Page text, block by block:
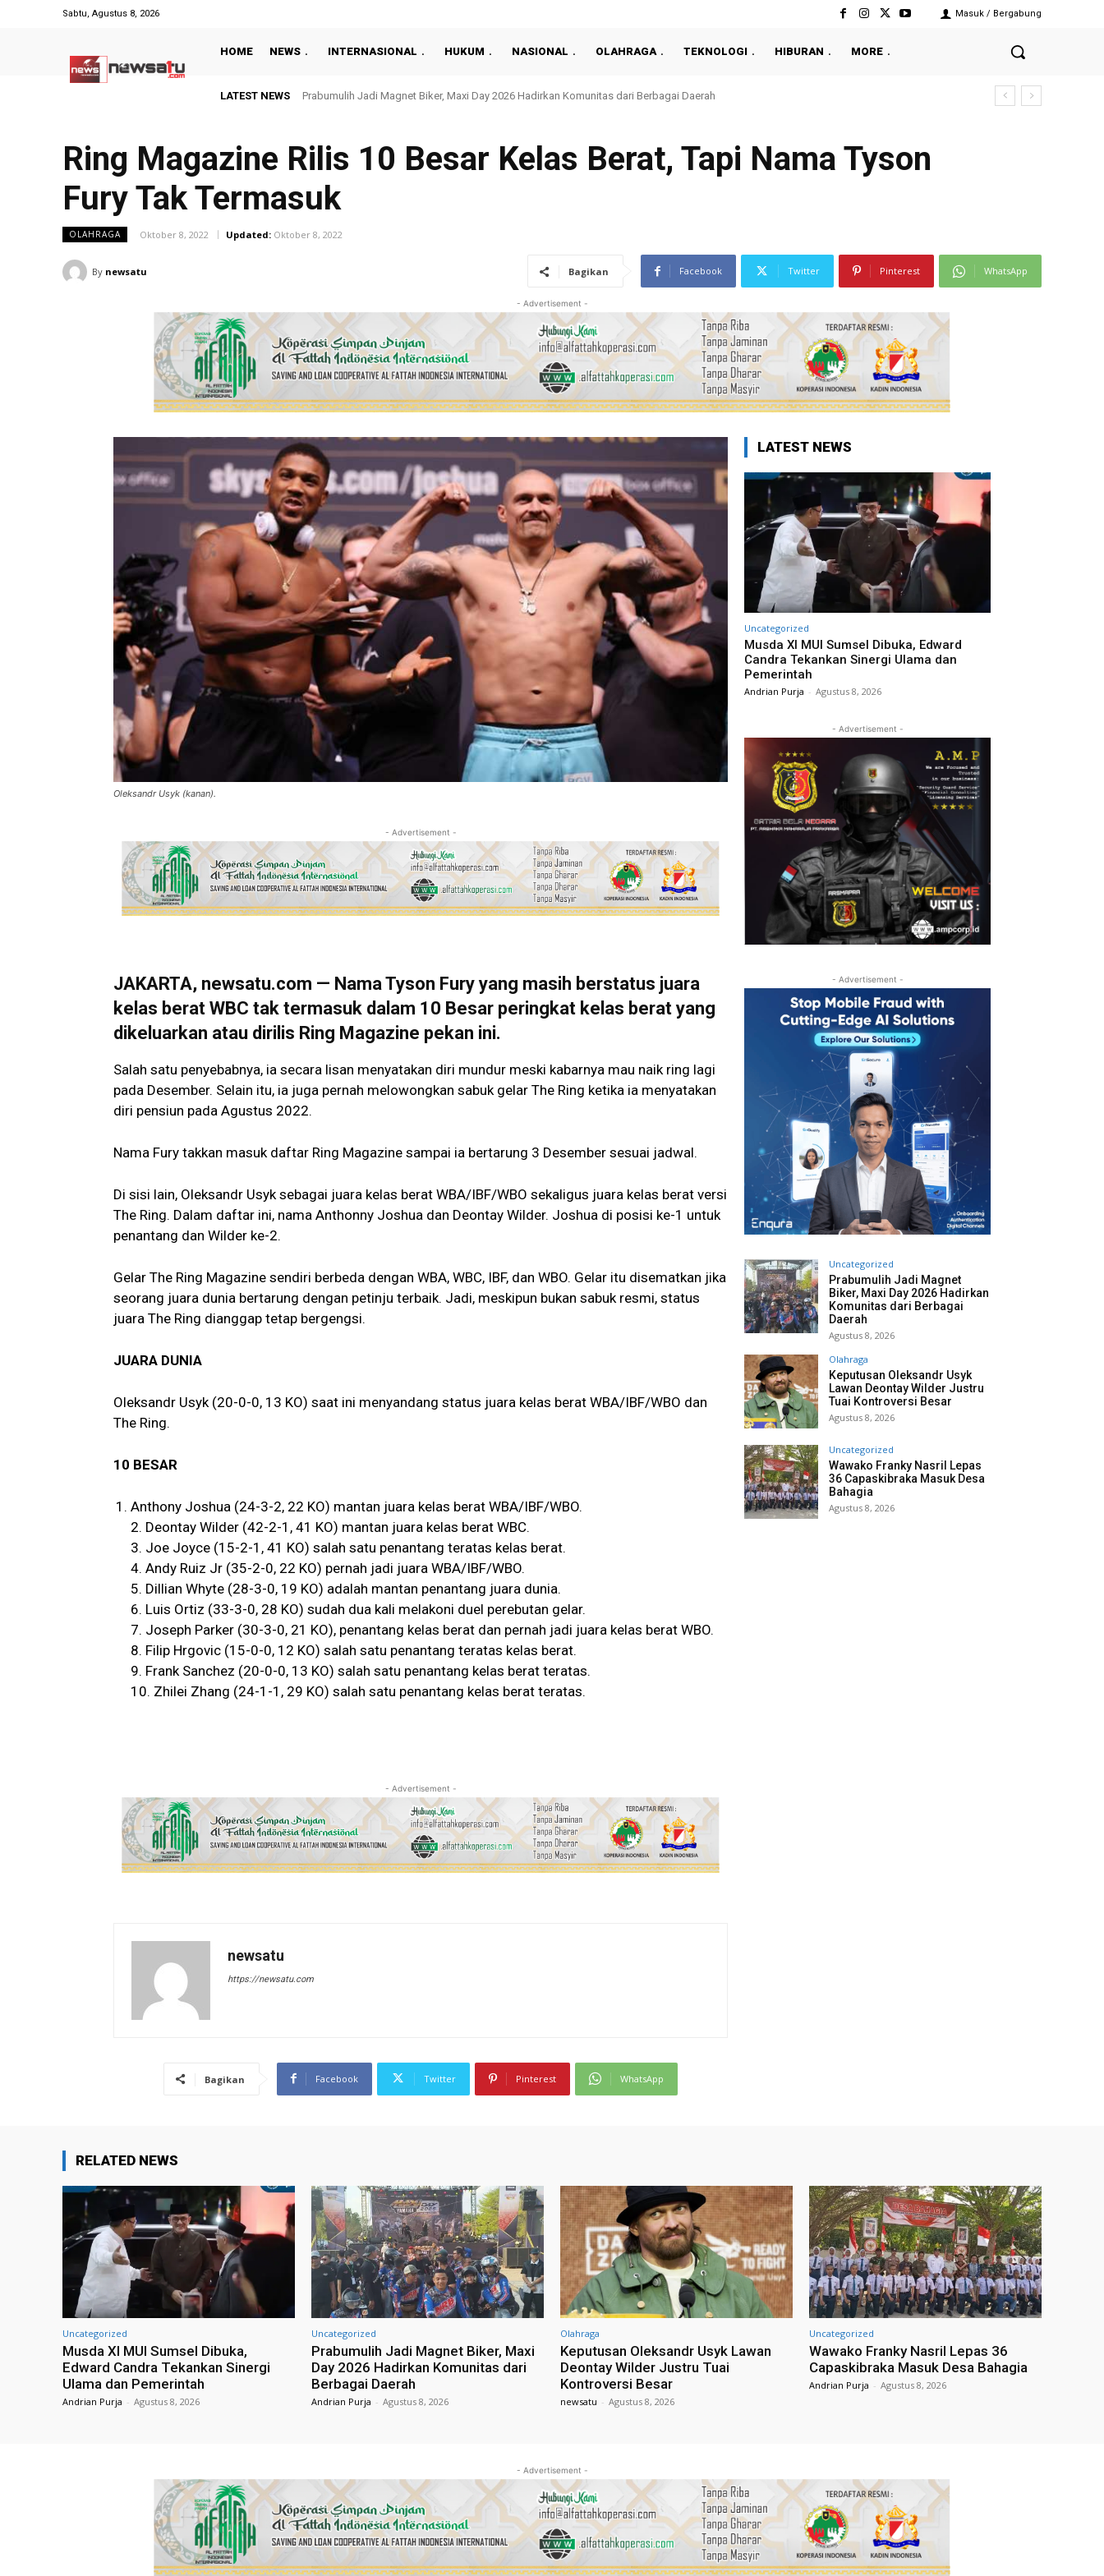
Sabtu, Agustus 8, 2026 Masuk / Bergabung
HOME NEWS INTERNASIONAL HUKUM NASIONAL OLAHRAGA TEKNOLOGI HIBURAN MORE
LATEST NEWSPrabumulih Jadi Magnet Biker, Maxi Day 2026 Hadirkan Komunitas dari Berbagai Daerah
Keputusan Oleksandr Usyk Lawan Deontay Wilder Justru Tuai Kontroversi Besar
Ring Magazine Rilis 10 Besar Kelas Berat, Tapi Nama Tyson
Fury Tak Termasuk
OLAHRAGA Oktober 8, 2022 Updated: Oktober 8, 2022
By newsatu Bagikan Facebook Twitter Pinterest WhatsApp
- Advertisement -
Oleksandr Usyk (kanan).
- Advertisement -
JAKARTA, newsatu.com — Nama Tyson Fury yang masih berstatus juara
kelas berat WBC tak termasuk dalam 10 Besar peringkat kelas berat yang
dikeluarkan atau dirilis Ring Magazine pekan ini.
Salah satu penyebabnya, ia secara lisan menyatakan diri mundur meski kabarnya mau naik ring lagi
pada Desember. Selain itu, ia juga pernah melowongkan sabuk gelar The Ring ketika ia menyatakan
diri pensiun pada Agustus 2022.
Nama Fury takkan masuk daftar Ring Magazine sampai ia bertarung 3 Desember sesuai jadwal.
Di sisi lain, Oleksandr Usyk sebagai juara kelas berat WBA/IBF/WBO sekaligus juara kelas berat versi
The Ring. Dalam daftar ini, nama Anthonny Joshua dan Deontay Wilder. Joshua di posisi ke-1 untuk
penantang dan Wilder ke-2.
Gelar The Ring Magazine sendiri berbeda dengan WBA, WBC, IBF, dan WBO. Gelar itu disematkan jika
seorang juara dunia bertarung dengan petinju terbaik. Jadi, meskipun bukan sabuk resmi, status
juara The Ring dianggap tetap bergengsi.
JUARA DUNIA
Oleksandr Usyk (20-0-0, 13 KO) saat ini menyandang status juara kelas berat WBA/IBF/WBO dan
The Ring.
10 BESAR
Anthony Joshua (24-3-2, 22 KO) mantan juara kelas berat WBA/IBF/WBO.
2. Deontay Wilder (42-2-1, 41 KO) mantan juara kelas berat WBC.
3. Joe Joyce (15-2-1, 41 KO) salah satu penantang teratas kelas berat.
4. Andy Ruiz Jr (35-2-0, 22 KO) pernah jadi juara WBA/IBF/WBO.
5. Dillian Whyte (28-3-0, 19 KO) adalah mantan penantang juara dunia.
6. Luis Ortiz (33-3-0, 28 KO) sudah dua kali melakoni duel perebutan gelar.
7. Joseph Parker (30-3-0, 21 KO), penantang kelas berat dan pernah jadi juara kelas berat WBO.
8. Filip Hrgovic (15-0-0, 12 KO) salah satu penantang teratas kelas berat.
9. Frank Sanchez (20-0-0, 13 KO) salah satu penantang kelas berat teratas.
10. Zhilei Zhang (24-1-1, 29 KO) salah satu penantang kelas berat teratas.
- Advertisement -
newsatu
https://newsatu.com
Bagikan Facebook Twitter Pinterest WhatsApp
LATEST NEWS
Uncategorized
Musda XI MUI Sumsel Dibuka, Edward
Candra Tekankan Sinergi Ulama dan
Pemerintah
Andrian Purja - Agustus 8, 2026
- Advertisement -
- Advertisement -
Uncategorized
Prabumulih Jadi Magnet
Biker, Maxi Day 2026 Hadirkan
Komunitas dari Berbagai
Daerah
Agustus 8, 2026
Olahraga
Keputusan Oleksandr Usyk
Lawan Deontay Wilder Justru
Tuai Kontroversi Besar
Agustus 8, 2026
Uncategorized
Wawako Franky Nasril Lepas
36 Capaskibraka Masuk Desa
Bahagia
Agustus 8, 2026
RELATED NEWS
Uncategorized
Musda XI MUI Sumsel Dibuka,
Edward Candra Tekankan Sinergi
Ulama dan Pemerintah
Andrian Purja - Agustus 8, 2026
Uncategorized
Prabumulih Jadi Magnet Biker, Maxi
Day 2026 Hadirkan Komunitas dari
Berbagai Daerah
Andrian Purja - Agustus 8, 2026
Olahraga
Keputusan Oleksandr Usyk Lawan
Deontay Wilder Justru Tuai
Kontroversi Besar
newsatu - Agustus 8, 2026
Uncategorized
Wawako Franky Nasril Lepas 36
Capaskibraka Masuk Desa Bahagia
Andrian Purja - Agustus 8, 2026
- Advertisement -